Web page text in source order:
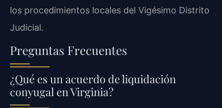
los procedimientos locales del Vigésimo Distrito
Judicial.
Preguntas Frecuentes
¿Qué es un acuerdo de liquidación
conyugal en Virginia?